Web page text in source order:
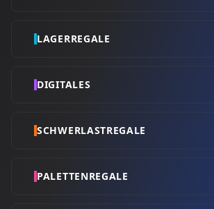
LAGERREGALE
DIGITALES
SCHWERLASTREGALE
PALETTENREGALE